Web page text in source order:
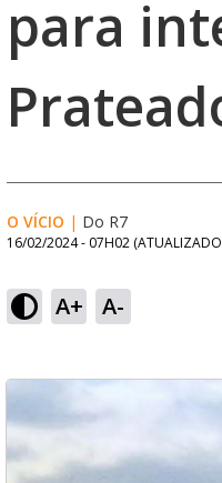
para
O VÍCIO | Do R7
16/02/2024 - 07H02
A+ A-